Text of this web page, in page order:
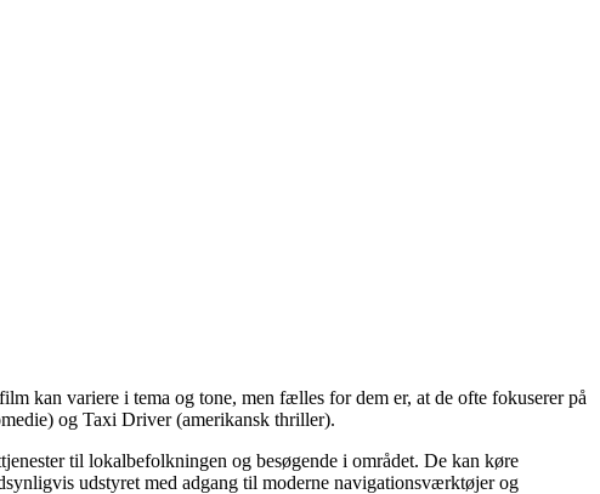
kan variere i tema og tone, men fælles for dem er, at de ofte fokuserer på
og Taxi Driver (amerikansk thriller).
til lokalbefolkningen og besøgende i området. De kan køre
udstyret med adgang til moderne navigationsværktøjer og